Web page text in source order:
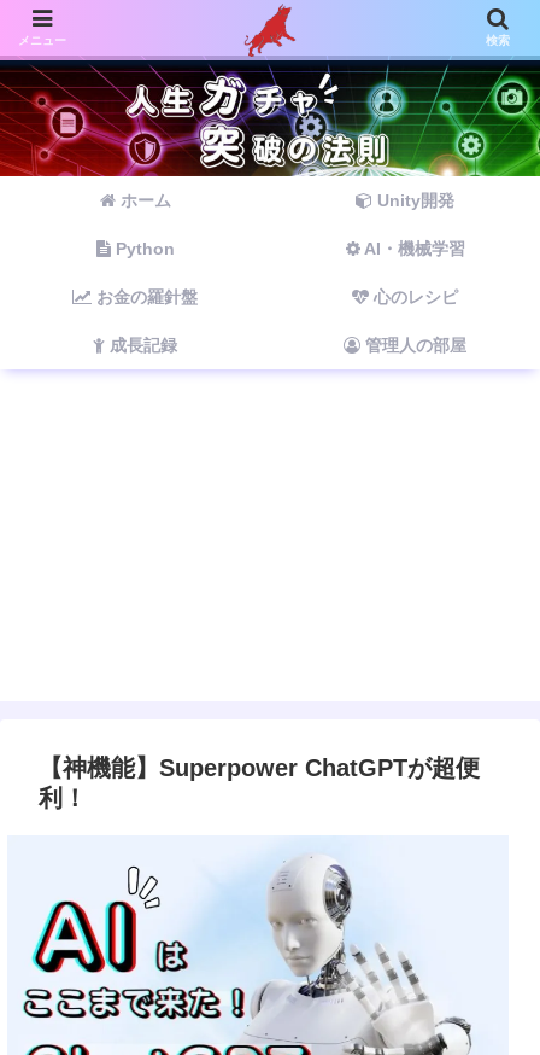
ホーム Unity開発
Python AI・機械学習
お金の羅針盤 心のレシピ
成長記録 管理人の部屋
【神機能】Superpower ChatGPTが超便
利！
メニュー 検索